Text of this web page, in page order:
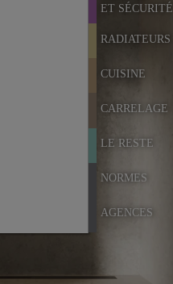
ET SÉCURITÉ
RADIATEURS
CUISINE
CARRELAGE
LE RESTE
NORMES
AGENCES